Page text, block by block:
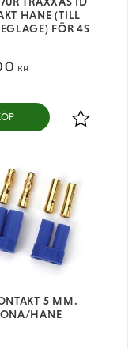
HANE (TILL
FÖR 4S
KR
Lägg till i
5 MM.
HANE